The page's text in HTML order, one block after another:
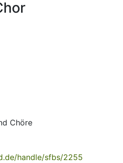
Chöre
handle/sfbs/2255